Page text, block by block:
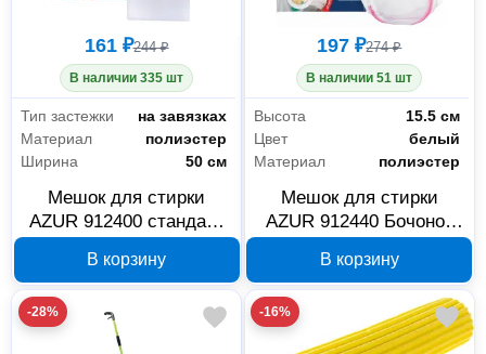
161 ₽244 ₽
В наличии 335 шт
Тип застежки
на завязках
Материал
полиэстер
Ширина
50 см
Мешок для стирки
AZUR 912400 стандарт
В корзину
197 ₽274 ₽
В наличии 51 шт
Высота
15.5 см
Цвет
белый
Материал
полиэстер
Мешок для стирки
AZUR 912440 Бочонок
В корзину
-28% -16%